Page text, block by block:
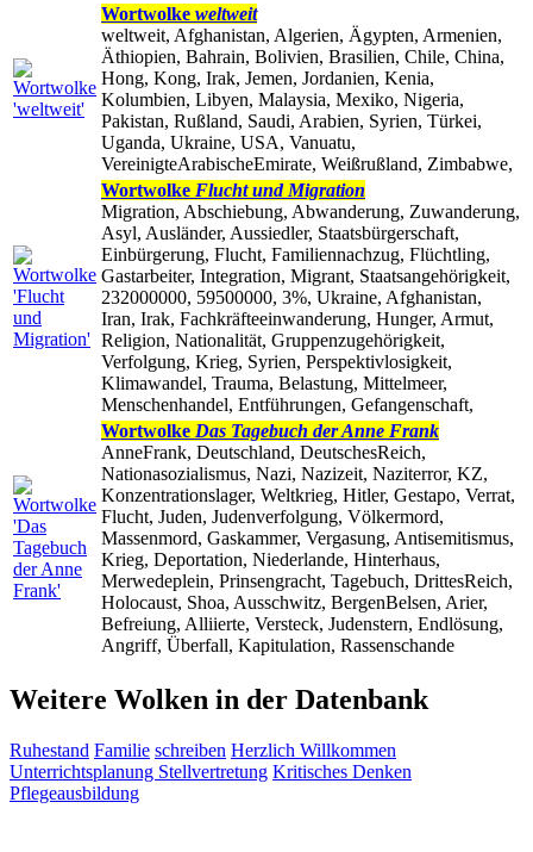
Wortwolke weltweit
weltweit, Afghanistan, Algerien, Ägypten, Armenien,
Äthiopien, Bahrain, Bolivien, Brasilien, Chile, China,
Hong, Kong, Irak, Jemen, Jordanien, Kenia,
Kolumbien, Libyen, Malaysia, Mexiko, Nigeria,
Pakistan, Rußland, Saudi, Arabien, Syrien, Türkei,
Uganda, Ukraine, USA, Vanuatu,
VereinigteArabischeEmirate, Weißrußland, Zimbabwe,
Wortwolke Flucht und Migration
Migration, Abschiebung, Abwanderung, Zuwanderung,
Asyl, Ausländer, Aussiedler, Staatsbürgerschaft,
Einbürgerung, Flucht, Familiennachzug, Flüchtling,
Gastarbeiter, Integration, Migrant, Staatsangehörigkeit,
232000000, 59500000, 3%, Ukraine, Afghanistan,
Iran, Irak, Fachkräfteeinwanderung, Hunger, Armut,
Religion, Nationalität, Gruppenzugehörigkeit,
Verfolgung, Krieg, Syrien, Perspektivlosigkeit,
Klimawandel, Trauma, Belastung, Mittelmeer,
Menschenhandel, Entführungen, Gefangenschaft,
Wortwolke Das Tagebuch der Anne Frank
AnneFrank, Deutschland, DeutschesReich,
Nationasozialismus, Nazi, Nazizeit, Naziterror, KZ,
Konzentrationslager, Weltkrieg, Hitler, Gestapo, Verrat,
Flucht, Juden, Judenverfolgung, Völkermord,
Massenmord, Gaskammer, Vergasung, Antisemitismus,
Krieg, Deportation, Niederlande, Hinterhaus,
Merwedeplein, Prinsengracht, Tagebuch, DrittesReich,
Holocaust, Shoa, Ausschwitz, BergenBelsen, Arier,
Befreiung, Alliierte, Versteck, Judenstern, Endlösung,
Angriff, Überfall, Kapitulation, Rassenschande
Weitere Wolken in der Datenbank
Ruhestand Familie schreiben Herzlich Willkommen
Unterrichtsplanung Stellvertretung Kritisches Denken
Pflegeausbildung